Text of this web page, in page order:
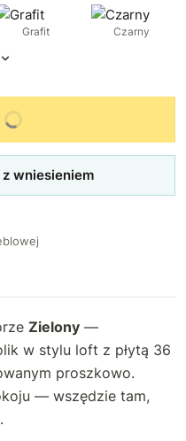
Grafit Czarny
wniesieniem
Zielony —
w stylu loft z płytą 36
proszkowo.
— wszędzie tam,